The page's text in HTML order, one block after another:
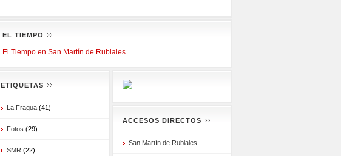
EL TIEMPO
El Tiempo en San Martín de Rubiales
ETIQUETAS
La Fragua (41)
Fotos (29)
SMR (22)
ACCESOS DIRECTOS
San Martín de Rubiales